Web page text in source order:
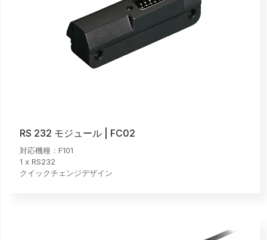
RS 232 モジュール | FC02
対応機種：F101
1 x RS232
クイックチェンジデザイン